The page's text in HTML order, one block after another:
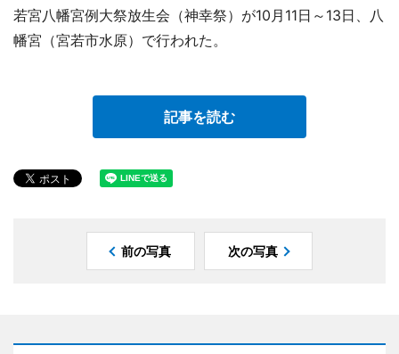
若宮八幡宮例大祭放生会（神幸祭）が10月11日～13日、八
幡宮（宮若市水原）で行われた。
記事を読む
前の写真 次の写真